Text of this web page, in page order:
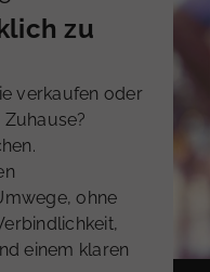
zu
verkaufen oder
ohne
einem klaren